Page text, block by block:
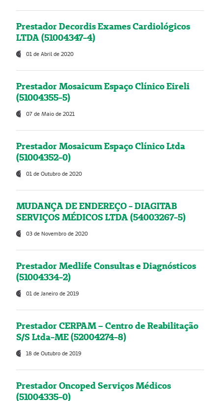
Prestador Decordis Exames Cardiológicos
LTDA (51004347-4)
01 de Abril de 2020
Prestador Mosaicum Espaço Clínico Eireli
(51004355-5)
07 de Maio de 2021
Prestador Mosaicum Espaço Clínico Ltda
(51004352-0)
01 de Outubro de 2020
MUDANÇA DE ENDEREÇO - DIAGITAB
SERVIÇOS MÉDICOS LTDA (54003267-5)
03 de Novembro de 2020
Prestador Medlife Consultas e Diagnósticos
(51004334-2)
01 de Janeiro de 2019
Prestador CERPAM – Centro de Reabilitação
S/S Ltda-ME (52004274-8)
18 de Outubro de 2019
Prestador Oncoped Serviços Médicos
(51004335-0)